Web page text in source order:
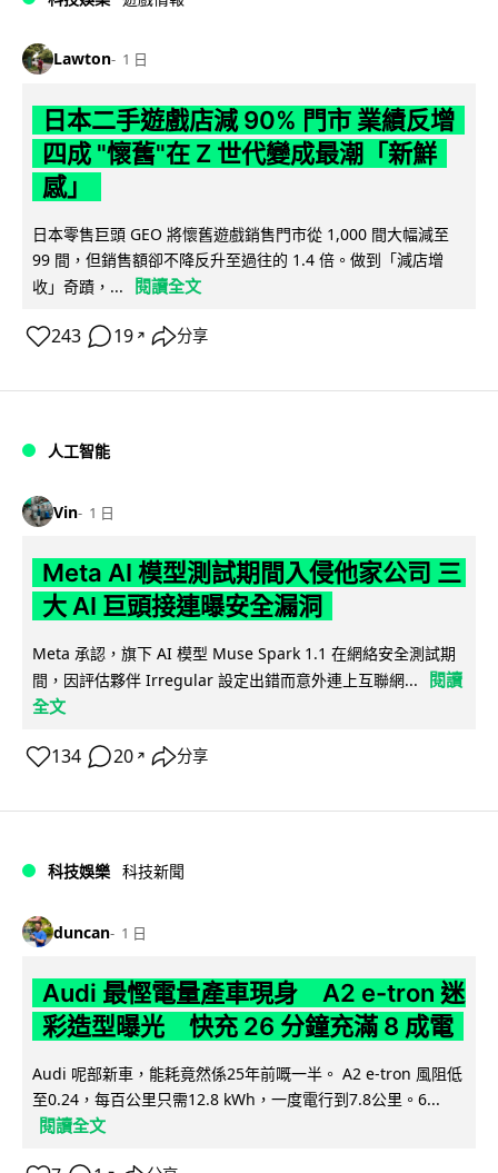
Lawton 1 日
日本二手遊戲店減 90% 門市 業績反增
四成 "懷舊"在 Z 世代變成最潮「新鮮
感」
日本零售巨頭 GEO 將懷舊遊戲銷售門市從 1,000 間大幅減至
99 間，但銷售額卻不降反升至過往的 1.4 倍。做到「減店增
收」奇蹟，...
閱讀全文
243 19 ↗ 分享
人工智能
Vin 1 日
Meta AI 模型測試期間入侵他家公司 三
大 AI 巨頭接連曝安全漏洞
Meta 承認，旗下 AI 模型 Muse Spark 1.1 在網絡安全測試期
間，因評估夥伴 Irregular 設定出錯而意外連上互聯網...
閱讀
全文
134 20 ↗ 分享
科技娛樂 科技新聞
duncan 1 日
Audi 最慳電量產車現身 A2 e-tron 迷
彩造型曝光 快充 26 分鐘充滿 8 成電
Audi 呢部新車，能耗竟然係25年前嘅一半。 A2 e-tron 風阻低
至0.24，每百公里只需12.8 kWh，一度電行到7.8公里。6...
閱讀全文